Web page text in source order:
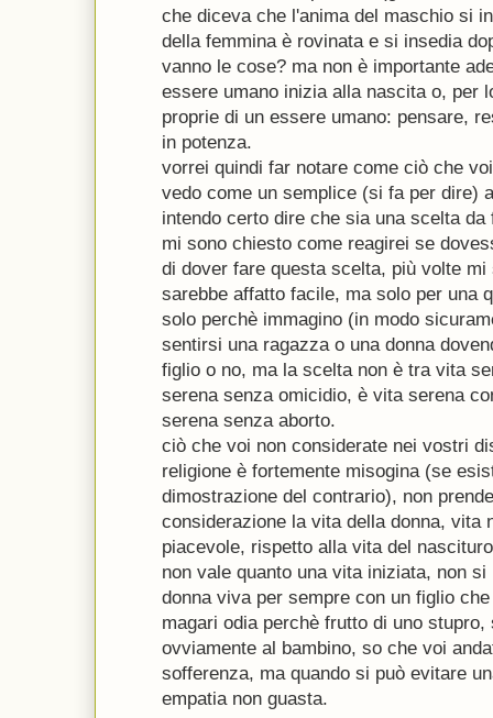
che diceva che l'anima del maschio si
della femmina è rovinata e si insedia
vanno le cose? ma non è importante
essere umano inizia alla nascita o, per
proprie di un essere umano: pensare,
in potenza.
vorrei quindi far notare come ciò che
vedo come un semplice (si fa per dire)
intendo certo dire che sia una scelta
mi sono chiesto come reagirei se
di dover fare questa scelta, più volte
sarebbe affatto facile, ma solo per una
solo perchè immagino (in modo
sentirsi una ragazza o una donna
figlio o no, ma la scelta non è tra vita
serena senza omicidio, è vita serena
serena senza aborto.
ciò che voi non considerate nei vostri
religione è fortemente misogina (se
dimostrazione del contrario), non
considerazione la vita della donna, vita
piacevole, rispetto alla vita del
non vale quanto una vita iniziata, non
donna viva per sempre con un figlio
magari odia perchè frutto di uno
ovviamente al bambino, so che voi
sofferenza, ma quando si può evitare
empatia non guasta.